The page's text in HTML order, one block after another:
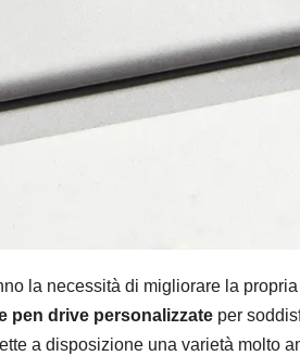
la necessità di migliorare la
pen drive personalizzate per
a disposizione una varietà molto